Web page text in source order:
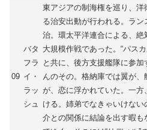
09
バタ
フラ
イ・
ラッ
シュ
東アジアの制海権を巡り、洋
る治安出動が行われる。ラ
治。環太平洋連合による、
大規模作戦であった。“パス
と共に、後方支援艦隊に参
んのその。格納庫では翼が
が、恋に浮かれていた。一
ける。姉弟でなきゃいけな
介との関係に結論を出す暇